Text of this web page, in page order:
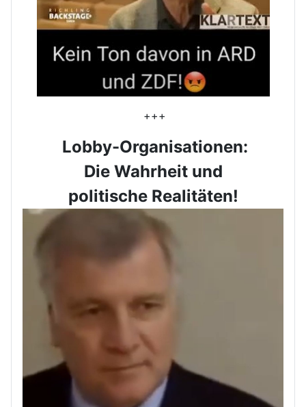
+++
Lobby-Organisationen:
Die Wahrheit und
politische Realitäten!